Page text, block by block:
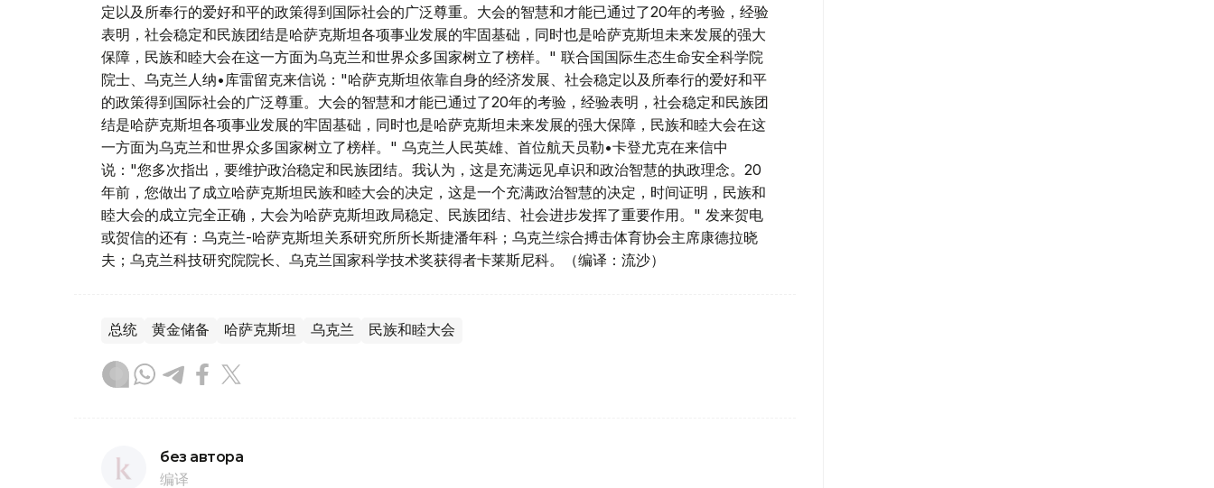
定以及所奉行的爱好和平的政策得到国际社会的广泛尊重。大会的智慧和才能已通过了20年的考验，经验
表明，社会稳定和民族团结是哈萨克斯坦各项事业发展的牢固基础，同时也是哈萨克斯坦未来发展的强大
保障，民族和睦大会在这一方面为乌克兰和世界众多国家树立了榜样。" 联合国国际生态生命安全科学院
院士、乌克兰人纳•库雷留克来信说："哈萨克斯坦依靠自身的经济发展、社会稳定以及所奉行的爱好和平
的政策得到国际社会的广泛尊重。大会的智慧和才能已通过了20年的考验，经验表明，社会稳定和民族团
结是哈萨克斯坦各项事业发展的牢固基础，同时也是哈萨克斯坦未来发展的强大保障，民族和睦大会在这
一方面为乌克兰和世界众多国家树立了榜样。" 乌克兰人民英雄、首位航天员勒•卡登尤克在来信中
说："您多次指出，要维护政治稳定和民族团结。我认为，这是充满远见卓识和政治智慧的执政理念。20
年前，您做出了成立哈萨克斯坦民族和睦大会的决定，这是一个充满政治智慧的决定，时间证明，民族和
睦大会的成立完全正确，大会为哈萨克斯坦政局稳定、民族团结、社会进步发挥了重要作用。" 发来贺电
或贺信的还有：乌克兰-哈萨克斯坦关系研究所所长斯捷潘年科；乌克兰综合搏击体育协会主席康德拉晓
夫；乌克兰科技研究院院长、乌克兰国家科学技术奖获得者卡莱斯尼科。（编译：流沙）
总统 黄金储备 哈萨克斯坦 乌克兰 民族和睦大会
без автора
编译